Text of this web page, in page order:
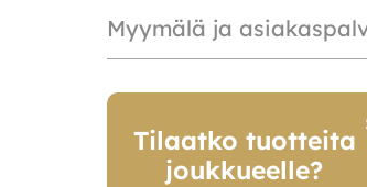
Myymälä ja
Tilaatko tuotteita
joukkueelle?